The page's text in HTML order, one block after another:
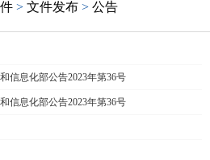
> 文件发布 > 公告
信息化部公告2023年第36号
信息化部公告2023年第36号